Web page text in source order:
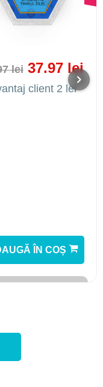
lei 37.97 lei
client 2 lei
ÎN COȘ